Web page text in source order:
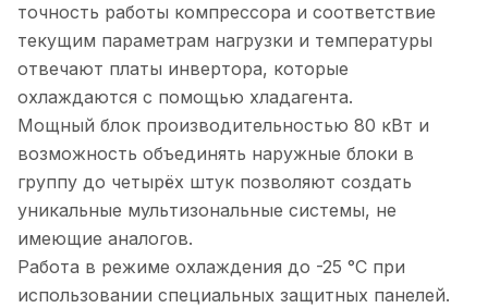
точность работы компрессора и соответствие
текущим параметрам нагрузки и температуры
отвечают платы инвертора, которые
охлаждаются с помощью хладагента.
Мощный блок производительностью 80 кВт и
возможность объединять наружные блоки в
группу до четырёх штук позволяют создать
уникальные мультизональные системы, не
имеющие аналогов.
Работа в режиме охлаждения до -25 °С при
использовании специальных защитных панелей.